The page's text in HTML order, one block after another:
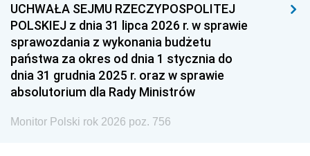
1939 1938 1937
1936 1930
UCHWAŁA SEJMU RZECZYPOSPOLITEJ
POLSKIEJ z dnia 31 lipca 2026 r. w sprawie
sprawozdania z wykonania budżetu
państwa za okres od dnia 1 stycznia do
dnia 31 grudnia 2025 r. oraz w sprawie
absolutorium dla Rady Ministrów
Monitor Polski rok 2026 poz. 756